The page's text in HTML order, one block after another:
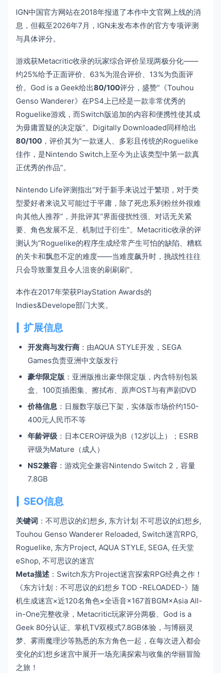
IGN中国官方网站在2018年报道了本作中文官网上线的消
息，但截至2026年7月，IGN未发布本作的官方专项评测
与具体评分。
游戏获Metacritic收录的玩家综合评价呈现两极分化——
约25%给予正面评价、63%为混合评价、13%为负面评
价。God is a Geek给出80/100评分，盛赞“《Touhou
Genso Wanderer》在PS4上已经是一款非常优秀的
Roguelike游戏，而Switch版追加的内容和便携性使其成
为毋庸置疑的决定版”。Digitally Downloaded同样给出
80/100 ，评价其为“一款迷人、多彩且传统的Roguelike
佳作，是Nintendo Switch上至今为止该类型中第一款真
正优秀的作品”。
Nintendo Life评测指出“对于新手来说过于繁琐，对于类
型爱好者来说又可能过于平庸，除了死忠系列粉丝外很难
向其他人推荐”，并批评其“界面侵扰性强、对话无关紧
要、角色发展不足、机制过于衍生”。Metacritic收录的评
测认为“Roguelike的程序生成经常产生可怕的缺陷、糟糕
的关卡和飘忽不定的难度——当难度飙升时，挑战性往往
只会导致重复且令人沮丧的刷刷刷”。
本作在2017年荣获PlayStation Awards的
Indies&Develope部门大奖。
扩展信息
开发商与发行商 ：由AQUA STYLE开发，SEGA
Games负责亚洲中文版发行
豪华限定版 ：亚洲版推出豪华限定版，内含特别包装
盒、100页插图集、擦拭布、原声OST与有声剧DVD
价格信息 ：日服数字版已下架，实体版市场价约150-
400元人民币不等
年龄评级 ：日本CERO评级为B（12岁以上）；ESRB
评级为Mature（成人）
NS2兼容 ：游戏完全兼容Nintendo Switch 2，容量
7.8GB
SEO信息
关键词 ：不可思议的幻想乡, 东方计划 不可思议的幻想乡,
Touhou Genso Wanderer Reloaded, Switch迷宫RPG,
Roguelike, 东方Project, AQUA STYLE, SEGA, 任天堂
eShop, 不可思议的迷宫
Meta描述 ：Switch东方Project迷宫探索RPG经典之作！
《东方计划：不可思议的幻想乡 TOD -RELOADED-》随
机生成迷宫×近120名角色×全语音×167首BGM×Asia All-
in-One完整收录，Metacritic玩家评分两极、God is a
Geek 80分认证。掌机TV双模式7.8GB体验，与博丽灵
梦、雾雨魔理沙等熟悉的东方角色一起，在每次进入都会
变化的幻想乡迷宫中展开一场充满探索与收集的华丽冒险
之旅！